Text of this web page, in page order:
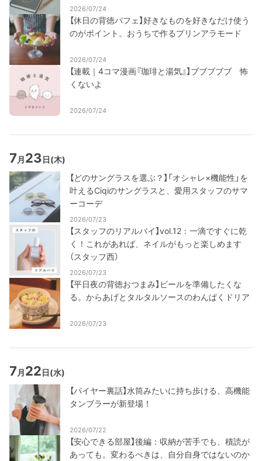
2026/07/24
【休日の背徳パフェ】好きなものを好きなだけ使う
のがポイント。おうちで作るプリンアラモード
2026/07/24
【連載｜4コマ漫画『珈琲と湯気』】ブブブブブ 怖
くないよ
2026/07/24
7 月23日(木)
【どのサングラスを選ぶ？】「オシャレ×機能性」を
叶えるCiqiのサングラスと、愛用スタッフのサマ
ーコーデ
2026/07/23
【スタッフのリアルバイ】vol.12：一滴ですぐに乾
く！これがあれば、ネイルがもっと楽しめます
（スタッフ西）
2026/07/23
【平日夜の背徳おつまみ】ビールを準備したくな
る。からあげとタルタルソースのわんぱくドリア
2026/07/23
7 月22日(水)
【バイヤー裏話】水筒みたいに持ち歩ける、高機能
タンブラーが新登場！
2026/07/22
【安心できる部屋】後編：収納が苦手でも、積読が
あっても。変わるべきは、自分自身ではないのか